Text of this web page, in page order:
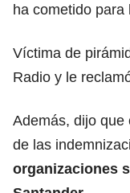
ha cometido para
Víctima de
Radio y le
Además, dijo que
de las
organizaciones